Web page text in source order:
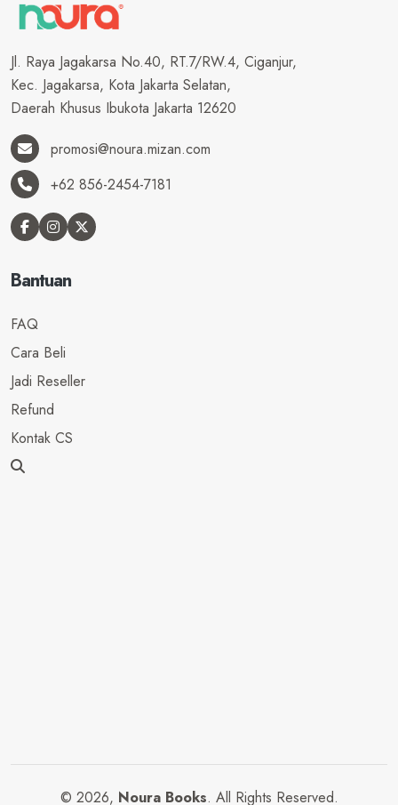
Jl. Raya Jagakarsa No.40, RT.7/RW.4, Ciganjur,
Kec. Jagakarsa, Kota Jakarta Selatan,
Daerah Khusus Ibukota Jakarta 12620
promosi@noura.mizan.com
+62 856-2454-7181
Bantuan
FAQ
Cara Beli
Jadi Reseller
Refund
Kontak CS
© 2026, Noura Books. All Rights Reserved.